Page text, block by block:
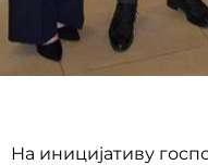
На иницијативу